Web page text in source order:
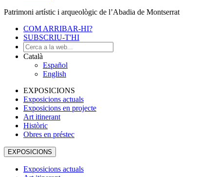
Patrimoni artístic i arqueològic de l’Abadia de Montserrat
COM ARRIBAR-HI?
SUBSCRIU-T'HI
Català
Español
English
EXPOSICIONS
Exposicions actuals
Exposicions en projecte
Art itinerant
Històric
Obres en préstec
EXPOSICIONS
Exposicions actuals